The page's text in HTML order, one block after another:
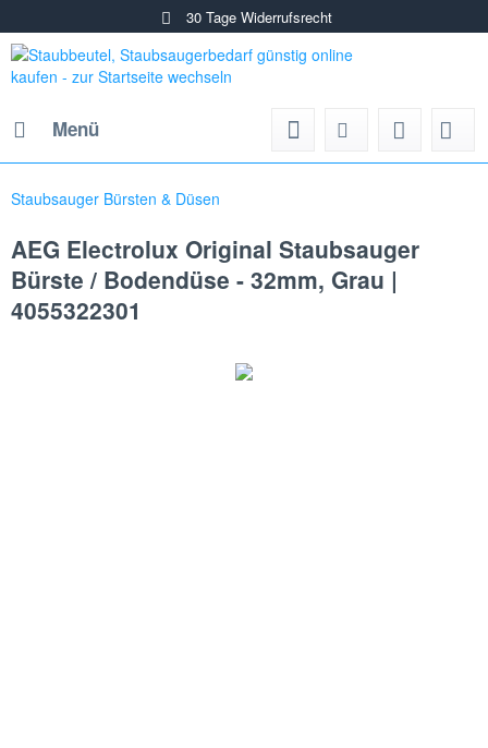
30 Tage Widerrufsrecht
Menü
Staubsauger Bürsten & Düsen
AEG Electrolux Original Staubsauger
Bürste / Bodendüse - 32mm, Grau |
4055322301